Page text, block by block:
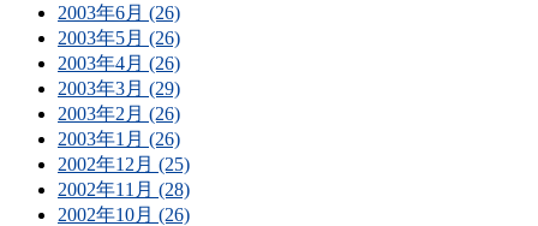
2003年6月 (26)
2003年5月 (26)
2003年4月 (26)
2003年3月 (29)
2003年2月 (26)
2003年1月 (26)
2002年12月 (25)
2002年11月 (28)
2002年10月 (26)